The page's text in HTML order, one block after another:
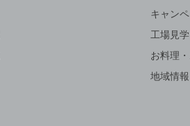
キャン
工場見学
お料理
地域情報